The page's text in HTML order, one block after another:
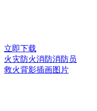
立即下载
火灾防火消防消防员
救火背影插画图片